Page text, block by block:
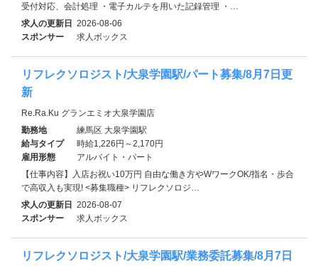
受付対応、会計処理 ・電子カルテを用いた記録管理 ・…
求人の更新日 2026-08-06
スポンサー
求人ボックス
リフレクソロジスト/大泉学園駅/パート募集/8月7日更
新
Re.Ra.Ku グランエミオ大泉学園店
勤務地
練馬区 大泉学園駅
給与タイプ
時給1,226円～2,170円
雇用形態
アルバイト・パート
【仕事内容】入店お祝い10万円 自由な働き方やWワークOK/指名・歩合
で高収入も実現! <募集職種> リフレクソロジ…
求人の更新日 2026-08-07
スポンサー
求人ボックス
リフレクソロジスト/大泉学園駅/業務委託募集/8月7日